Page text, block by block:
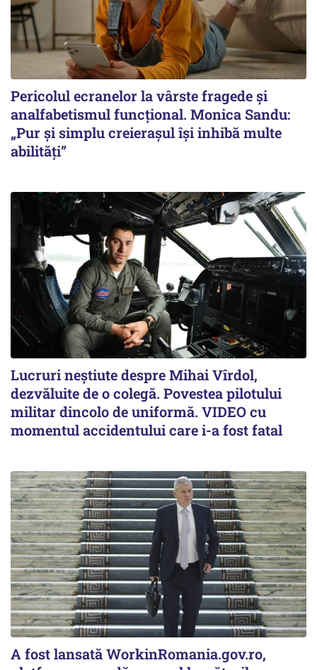
Pericolul ecranelor la vârste fragede și
analfabetismul funcțional. Monica Sandu:
„Pur și simplu creierașul își inhibă multe
abilități”
Lucruri neștiute despre Mihai Vîrdol,
dezvăluite de o colegă. Povestea pilotului
militar dincolo de uniformă. VIDEO cu
momentul accidentului care i-a fost fatal
A fost lansată WorkinRomania.gov.ro,